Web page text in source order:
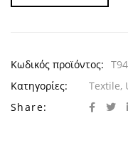
Κωδικός προϊόντος:
Κατηγορίες:
Textile,
Share: